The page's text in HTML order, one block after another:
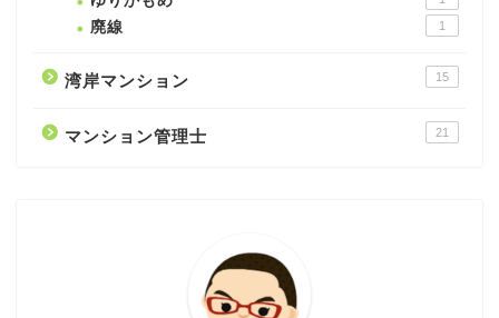
廃線 1
湾岸マンション 15
マンション管理士 21